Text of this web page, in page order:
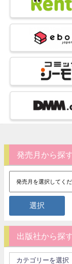
発売月から探
出版社から探